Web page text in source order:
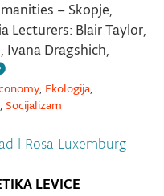
– Skopje,
Lecturers: Blair Taylor,
Ivana Dragshich,
, Ekologija,
, Socijalizam
| Rosa Luxemburg
LEVICE